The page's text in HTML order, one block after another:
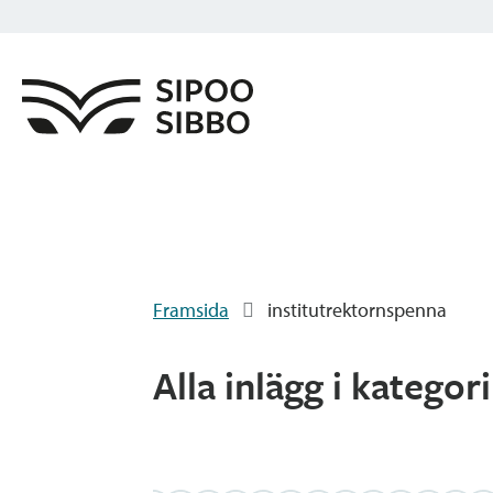
Framsida institutrektornspenna
Alla inlägg i